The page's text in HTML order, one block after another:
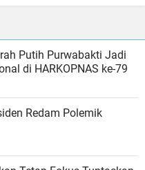
Putih Purwabakti Jadi
di HARKOPNAS ke-79
Redam Polemik